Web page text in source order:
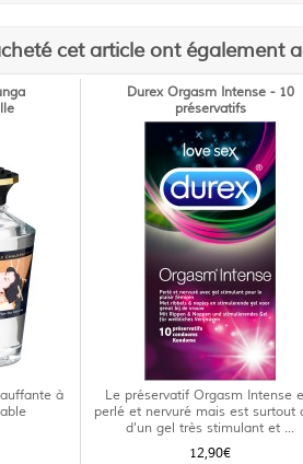
cet article ont également
à
Durex Orgasm Intense - 10
préservatifs
Le préservatif Orgasm Intense
perlé et nervuré mais est surtout
d'un gel très stimulant et ...
12,90€